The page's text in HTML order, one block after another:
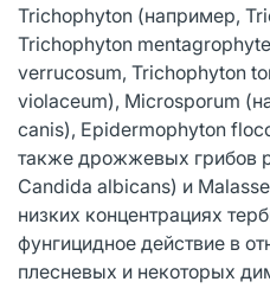
Trichophyton (например,
Trichophyton
verrucosum, Trichophyton
violaceum), Microsporum
canis), Epidermophyton
также дрожжевых грибов
Candida albicans) и
низких концентрациях
фунгицидное действие в
плесневых и некоторых